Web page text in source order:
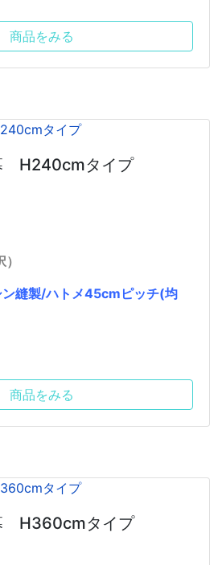
商品をみる
H240cmタイプ
ン縫製/ハトメ45cmピッチ(均
商品をみる
H360cmタイプ